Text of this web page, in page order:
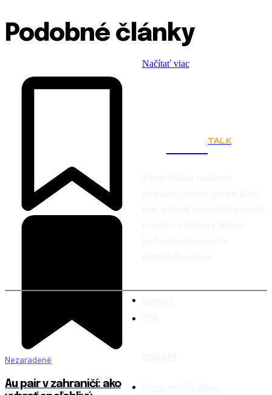
Podobné články
Nezaradené
Au pair v zahraničí: ako
Načítať viac
TALK